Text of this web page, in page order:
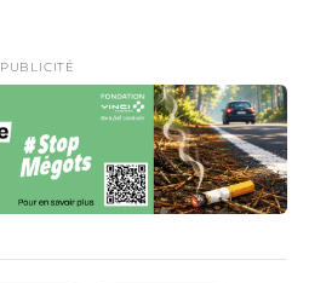
PUBLICITÉ